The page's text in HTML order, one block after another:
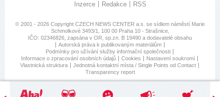
Inzerce Redakce RSS
© 2001 - 2026 Copyright CZECH NEWS CENTER a.s. se sídlem náměstí Marie
Schmolkové 3493/1, 100 00 Praha 10 - Strašnice,
IČO: 02346826, zapsána v OR, sp.zn. B 19490 a dodavatelé obsahu
Autorská práva k publikovaným materiálům
Podmínky pro užívání služby informační společnosti
Informace o zpracování osobních údajů
Cookies
Nastavení soukromí
Vlastnická struktura
Jednotná kontaktní místa / Single Points od Contact
Transparency report